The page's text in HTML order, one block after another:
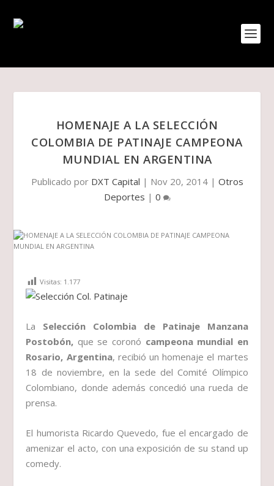
HOMENAJE A LA SELECCIÓN
COLOMBIA DE PATINAJE CAMPEONA
MUNDIAL EN ARGENTINA
Publicado por DXT Capital | Nov 20, 2014| Otros
Deportes | 0
Visitas: 1.177
La Selección Colombia de Patinaje Manzana
Postobón, que se coronó campeona mundial en
Rosario, Argentina, recibió un homenaje el martes
18 de noviembre, en la sede del Comité Olímpico
Colombiano, donde además concedió una rueda de
prensa.
El humorista Ricardo Quevedo, fue el encargado de
amenizar el acto, con una exposición de su stand up
comedy.